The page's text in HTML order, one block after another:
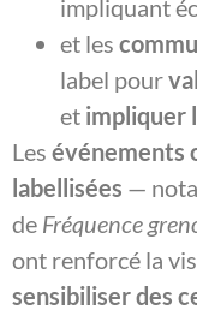
impliquant
et les
label pour
et impliquer
Les événements
labellisées —
de Fréquence
ont renforcé la
sensibiliser des